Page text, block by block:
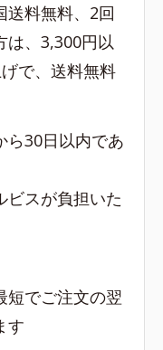
送料無料、2回
は、3,300円以
で、送料無料
ら30日以内であ
スが負担いた
短でご注文の翌
す